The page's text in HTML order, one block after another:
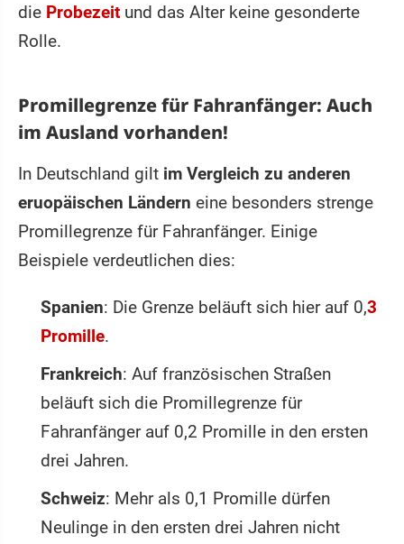
die Probezeit und das Alter keine gesonderte
Rolle.
Promillegrenze für Fahranfänger: Auch
im Ausland vorhanden!
In Deutschland gilt im Vergleich zu anderen
eruopäischen Ländern eine besonders strenge
Promillegrenze für Fahranfänger. Einige
Beispiele verdeutlichen dies:
Spanien: Die Grenze beläuft sich hier auf 0,3
Promille.
Frankreich: Auf französischen Straßen
beläuft sich die Promillegrenze für
Fahranfänger auf 0,2 Promille in den ersten
drei Jahren.
Schweiz: Mehr als 0,1 Promille dürfen
Neulinge in den ersten drei Jahren nicht